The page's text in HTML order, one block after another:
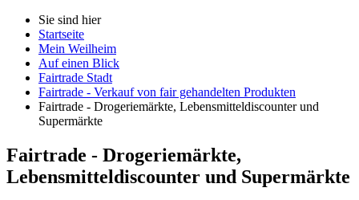
Sie sind hier
Startseite
Mein Weilheim
Auf einen Blick
Fairtrade Stadt
Fairtrade - Verkauf von fair gehandelten Produkten
Fairtrade - Drogeriemärkte, Lebensmitteldiscounter und
Supermärkte
Fairtrade - Drogeriemärkte,
Lebensmitteldiscounter und Supermärkte